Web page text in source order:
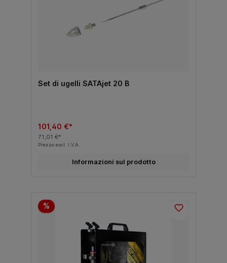
Set di ugelli SATAjet 20 B
101,40 €*
71,01 €*
Prezzo escl. I.V.A.
Informazioni sul prodotto
%